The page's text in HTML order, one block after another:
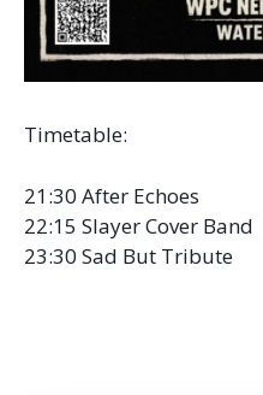
Timetable:
21:30 After Echoes
22:15 Slayer Cover Band
23:30 Sad But Tribute